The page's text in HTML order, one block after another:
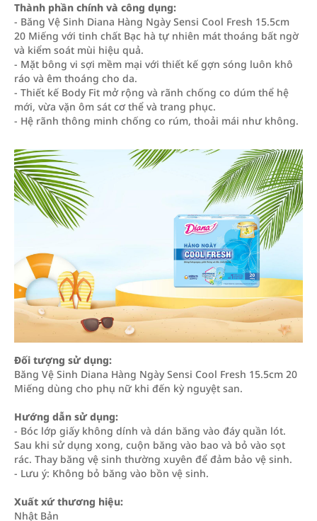
Thành phần chính và công dụng:
- Băng Vệ Sinh Diana Hàng Ngày Sensi Cool Fresh 15.5cm
20 Miếng với tinh chất Bạc hà tự nhiên mát thoáng bất ngờ
và kiểm soát mùi hiệu quả.
- Mặt bông vi sợi mềm mại với thiết kế gợn sóng luôn khô
ráo và êm thoáng cho da.
- Thiết kế Body Fit mở rộng và rãnh chống co dúm thể hệ
mới, vừa vặn ôm sát cơ thể và trang phục.
- Hệ rãnh thông minh chống co rúm, thoải mái như không.
Đối tượng sử dụng:
Băng Vệ Sinh Diana Hàng Ngày Sensi Cool Fresh 15.5cm 20
Miếng dùng cho phụ nữ khi đến kỳ nguyệt san.
Hướng dẫn sử dụng:
- Bóc lớp giấy không dính và dán băng vào đáy quần lót.
Sau khi sử dụng xong, cuộn băng vào bao và bỏ vào sọt
rác. Thay băng vệ sinh thường xuyên để đảm bảo vệ sinh.
- Lưu ý: Không bỏ băng vào bồn vệ sinh.
Xuất xứ thương hiệu:
Nhật Bản